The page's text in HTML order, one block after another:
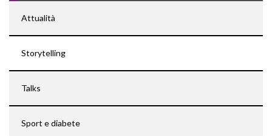
Attualità
Storytelling
Talks
Sport e diabete